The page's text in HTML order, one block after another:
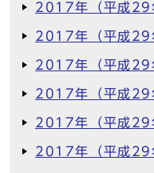
2017年（平成29
2017年（平成29
2017年（平成29
2017年（平成29
2017年（平成29
2017年（平成29